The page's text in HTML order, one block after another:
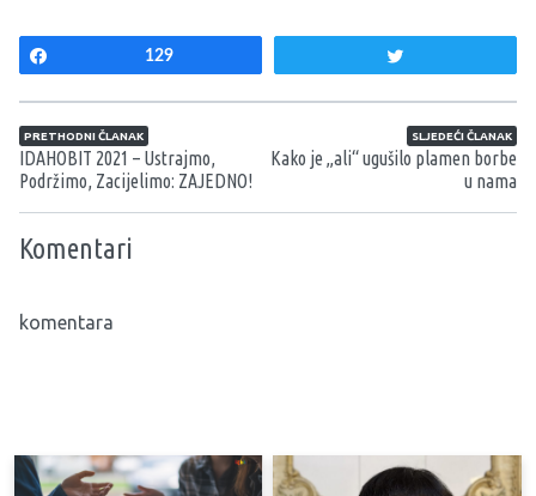
129
Navigacija članaka
PRETHODNI ČLANAK
IDAHOBIT 2021 – Ustrajmo,
Podržimo, Zacijelimo: ZAJEDNO!
SLJEDEĆI ČLANAK
Kako je „ali“ ugušilo plamen borbe
u nama
Komentari
komentara